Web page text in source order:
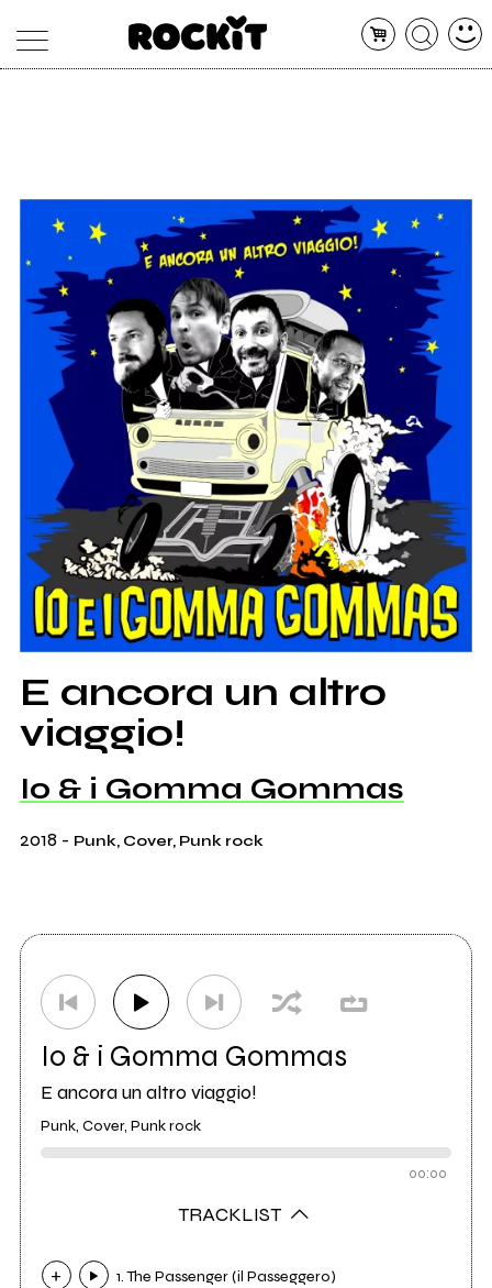
ARTISTI
CONCERTI
SHOP
RADIO
E ancora un altro
viaggio!
Io & i Gomma Gommas
2018 - Punk, Cover, Punk rock
Io & i Gomma Gommas
E ancora un altro viaggio!
Punk, Cover, Punk rock
00:00
TRACKLIST
1. The Passenger (il Passeggero)